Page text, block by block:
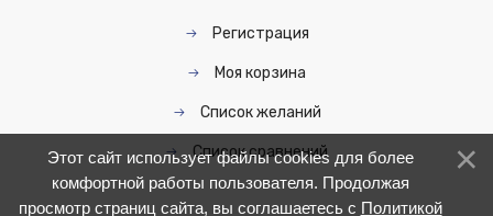
Регистрация
Моя корзина
Список желаний
Список сравнений
Этот сайт использует файлы cookies для более
комфортной работы пользователя. Продолжая
просмотр страниц сайта, вы соглашаетесь с Политикой